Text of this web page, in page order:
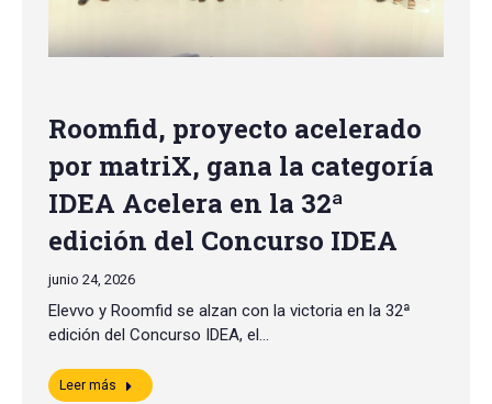
Roomfid, proyecto acelerado
por matriX, gana la categoría
IDEA Acelera en la 32ª
edición del Concurso IDEA
junio 24, 2026
Elevvo y Roomfid se alzan con la victoria en la 32ª
edición del Concurso IDEA, el…
Leer más